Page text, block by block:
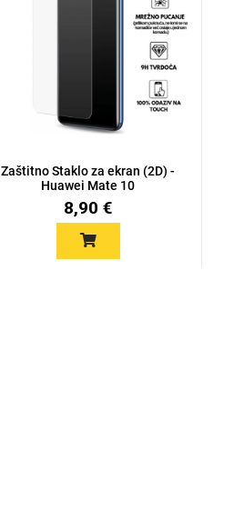
Zaštitno Staklo za ekran (2D) -
Huawei Mate 10
8,90 €